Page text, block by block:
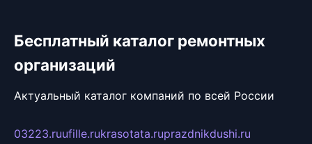
Бесплатный каталог ремонтных
организаций
Актуальный каталог компаний по всей России
03223.ruufille.rukrasotata.ruprazdnikdushi.ru